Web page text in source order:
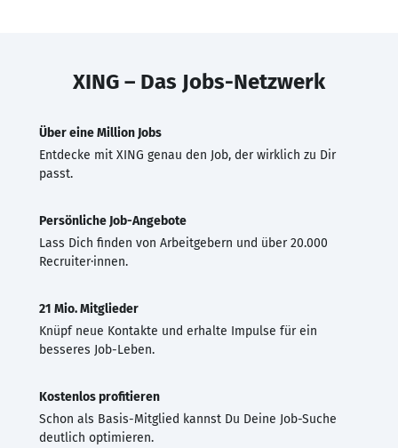
XING – Das Jobs-Netzwerk
Über eine Million Jobs
Entdecke mit XING genau den Job, der wirklich zu Dir
passt.
Persönliche Job-Angebote
Lass Dich finden von Arbeitgebern und über 20.000
Recruiter·innen.
21 Mio. Mitglieder
Knüpf neue Kontakte und erhalte Impulse für ein
besseres Job-Leben.
Kostenlos profitieren
Schon als Basis-Mitglied kannst Du Deine Job-Suche
deutlich optimieren.